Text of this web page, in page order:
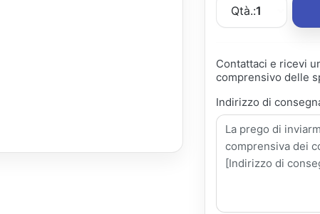
Qtà.:1
Contattaci e ricevi
comprensivo delle
Indirizzo di